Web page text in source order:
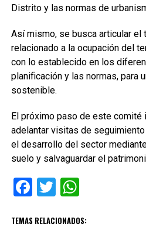
Distrito y las normas de
Así mismo, se busca articular el
relacionado a la ocupación del
con lo establecido en los
planificación y las normas, para
sostenible.
El próximo paso de este comité
adelantar visitas de
el desarrollo del sector
suelo y salvaguardar el
Facebook
Twitter
TEMAS RELACIONADOS: